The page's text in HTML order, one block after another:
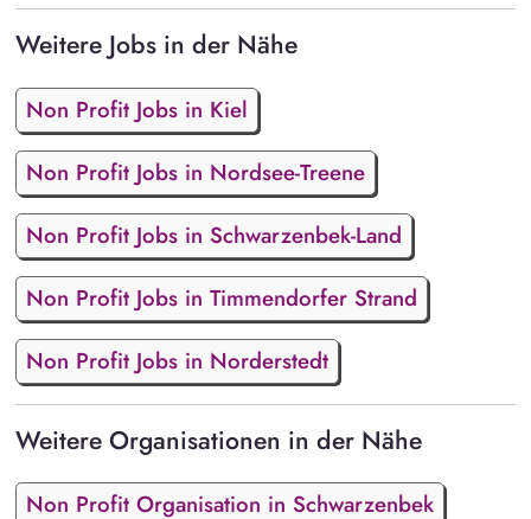
Weitere Jobs in der Nähe
Non Profit Jobs in Kiel
Non Profit Jobs in Nordsee-Treene
Non Profit Jobs in Schwarzenbek-Land
Non Profit Jobs in Timmendorfer Strand
Non Profit Jobs in Norderstedt
Weitere Organisationen in der Nähe
Non Profit Organisation in Schwarzenbek